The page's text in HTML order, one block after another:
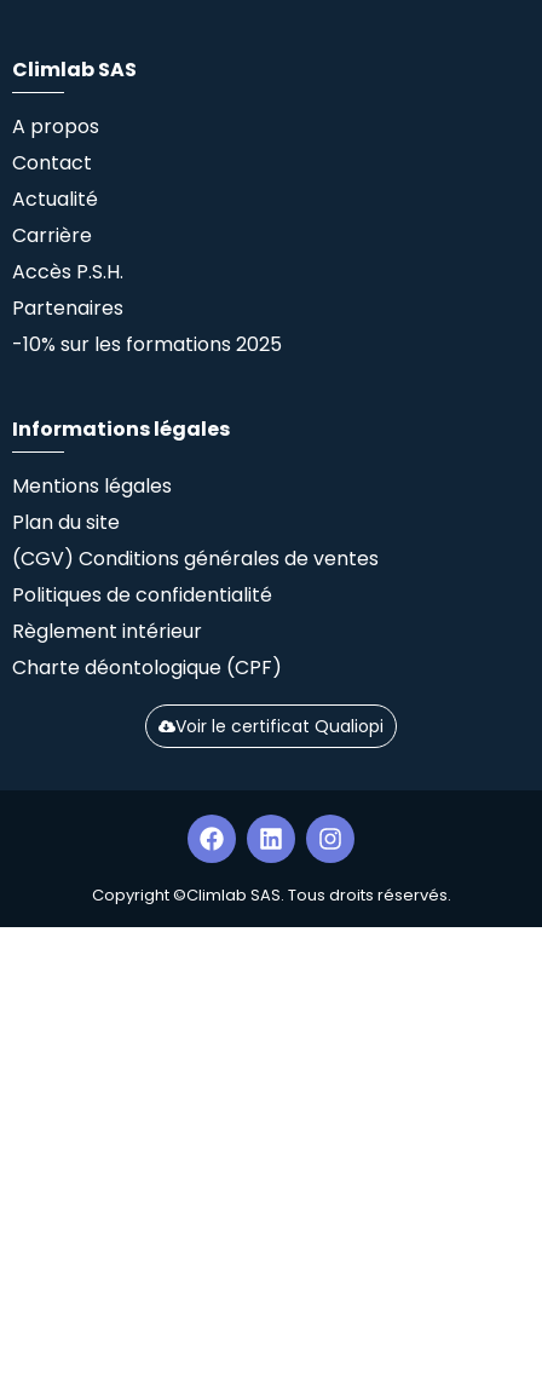
Climlab SAS
A propos
Contact
Actualité
Carrière
Accès P.S.H.
Partenaires
-10% sur les formations 2025
Informations légales
Mentions légales
Plan du site
(CGV) Conditions générales de ventes
Politiques de confidentialité
Règlement intérieur
Charte déontologique (CPF)
Voir le certificat Qualiopi
Copyright ©Climlab SAS. Tous droits réservés.